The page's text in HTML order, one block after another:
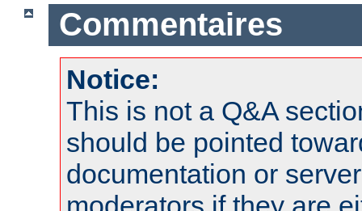
Commentaires
Notice:
This is not a Q&A
should be pointed
documentation or